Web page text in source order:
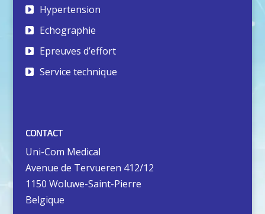
Hypertension
Echographie
Epreuves d’effort
Service technique
CONTACT
Uni-Com Medical
Avenue de Tervueren 412/12
1150 Woluwe-Saint-Pierre
Belgique